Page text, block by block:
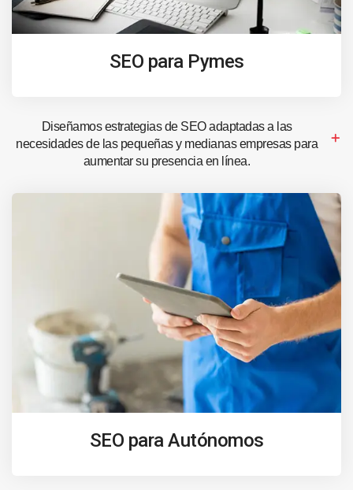
SEO para Pymes
Diseñamos estrategias de SEO adaptadas a las
necesidades de las pequeñas y medianas empresas para
aumentar su presencia en línea.
SEO para Autónomos